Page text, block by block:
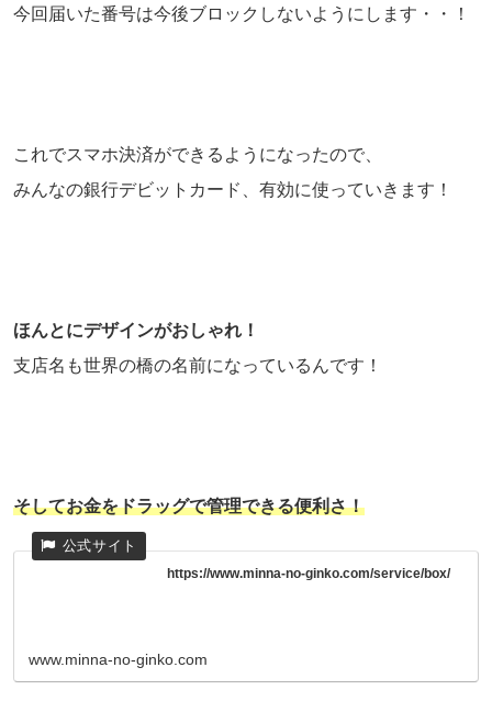
今回届いた番号は今後ブロックしないようにします・・！
これでスマホ決済ができるようになったので、
みんなの銀行デビットカード、有効に使っていきます！
ほんとにデザインがおしゃれ！
支店名も世界の橋の名前になっているんです！
そしてお金をドラッグで管理できる便利さ！
https://www.minna-no-ginko.com/service/box/
www.minna-no-ginko.com